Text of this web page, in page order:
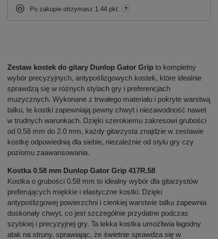
Po zakupie otrzymasz 1.44 pkt.
Zestaw kostek do gitary Dunlop Gator Grip to kompletny
wybór precyzyjnych, antypoślizgowych kostek, które idealnie
sprawdzą się w różnych stylach gry i preferencjach
muzycznych. Wykonane z trwałego materiału i pokryte warstwą
talku, te kostki zapewniają pewny chwyt i niezawodność nawet
w trudnych warunkach. Dzięki szerokiemu zakresowi grubości
od 0.58 mm do 2.0 mm, każdy gitarzysta znajdzie w zestawie
kostkę odpowiednią dla siebie, niezależnie od stylu gry czy
poziomu zaawansowania.
Kostka 0.58 mm Dunlop Gator Grip 417R.58
Kostka o grubości 0.58 mm to idealny wybór dla gitarzystów
preferujących miękkie i elastyczne kostki. Dzięki
antypoślizgowej powierzchni i cienkiej warstwie talku zapewnia
doskonały chwyt, co jest szczególnie przydatne podczas
szybkiej i precyzyjnej gry. Ta lekka kostka umożliwia łagodny
atak na struny, sprawiając, że świetnie sprawdza się w